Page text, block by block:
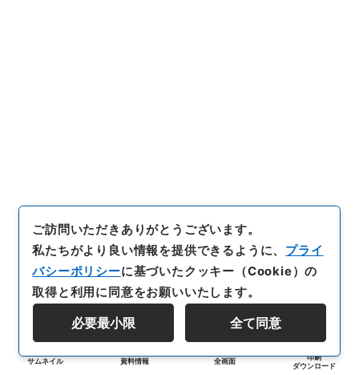
サムネイル 資料情報 全画面
印刷
ダウンロード
ご訪問いただきありがとうございます。
私たちがより良い情報を提供できるように、 プライ
バシーポリシーに基づいたクッキー（Cookie）の
取得と利用に同意をお願いいたします。
必要最小限 全て同意